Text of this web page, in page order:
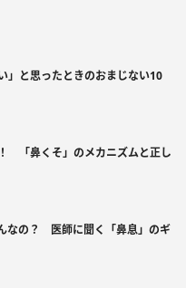
」と思ったときのおまじない10
「鼻くそ」のメカニズムと正し
なの？ 医師に聞く「鼻息」のギ